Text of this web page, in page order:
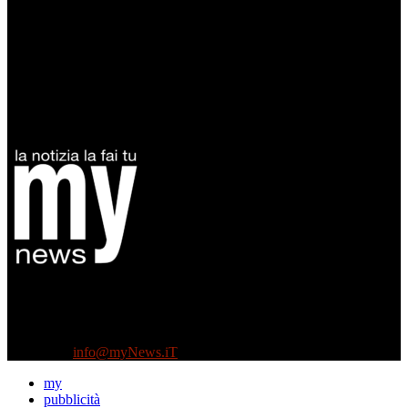
info@myNews.iT
my
pubblicità